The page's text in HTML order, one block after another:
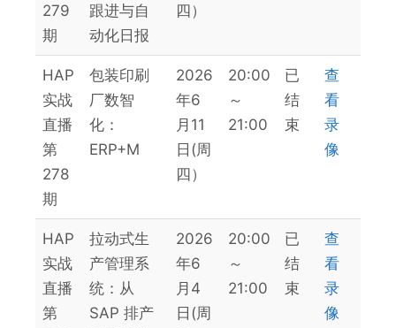
279
期
跟进与自
动化日报
四）
HAP
实战
直播
第
278
期
包装印刷
厂数智
化：
ERP+M
2026
年6
月11
日(周
四）
20:00
～
21:00
已
结
束
查
看
录
像
HAP
实战
直播
第
拉动式生
产管理系
统：从
SAP 排产
2026
年6
月4
日(周
20:00
～
21:00
已
结
束
查
看
录
像